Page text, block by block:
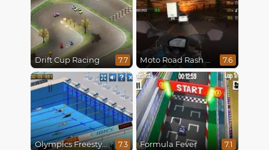
Drift Cup Racing 7.7 Moto Road Rash 3D 7.6
Olympics Freestyle 7.3 Formula Fever 7.1